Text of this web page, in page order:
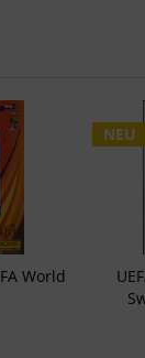
World
NEU